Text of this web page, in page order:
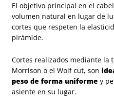
El objetivo principal en el
volumen natural en lugar de
cortes que respeten la
pirámide.
Cortes realizados mediante la
Morrison o el Wolf cut, son
peso de forma uniforme y
asiente en su lugar.